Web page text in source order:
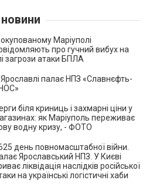
Маріуполі
про гучний вибух на
загрози атаки БПЛА
палає НПЗ «Славнєфть-
біля криниць і захмарні ціни у
як Маріуполь переживає
водну кризу, - ФОТО
день повномасштабної війни.
Ярославський НПЗ. У Києві
ліквідація наслідків російської
на українські логістичні хаби